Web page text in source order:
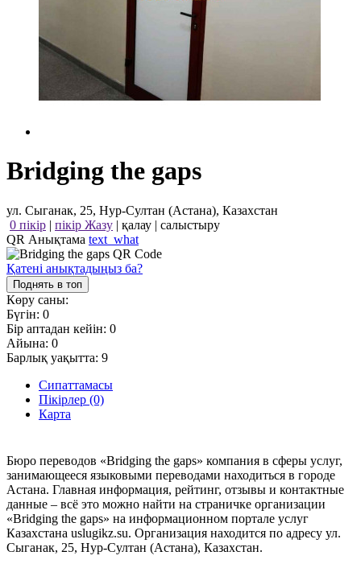
Bridging the gaps
ул. Сыганак, 25, Нур-Султан (Астана), Казахстан
0 пікір | пікір Жазу | қалау | салыстыру
QR Анықтама text_what
Қатені анықтадыңыз ба?
Поднять в топ
Көру саны:
Бүгін: 0
Бір аптадан кейін: 0
Айына: 0
Барлық уақытта: 9
Сипаттамасы
Пікірлер (0)
Карта
Бюро переводов «Bridging the gaps» компания в сферы услуг,
занимающееся языковыми переводами находиться в городе
Астана. Главная информация, рейтинг, отзывы и контактные
данные – всё это можно найти на страничке организации
«Bridging the gaps» на информационном портале услуг
Казахстана uslugikz.su. Организация находится по адресу ул.
Сыганак, 25, Нур-Султан (Астана), Казахстан.